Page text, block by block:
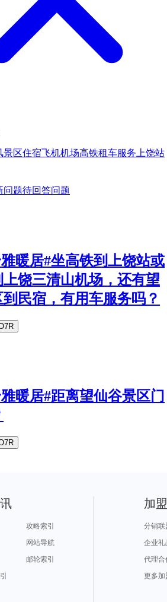
景区住宿飞机机场高铁租车服务 上饶站
问题待回答问题
雅暖居#坐高铁到上饶站或
饶三清山机场，还有望
民宿，有用车服务吗？
暖居#距离望仙谷景区门
攻略索引
网站导航
邮轮索引
加
分销联
企业礼
代理合
更多加